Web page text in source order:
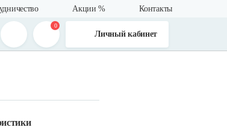
Акции % Контакты
0
Личный кабинет